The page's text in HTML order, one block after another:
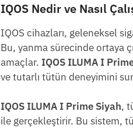
IQOS Nedir ve Nasıl
IQOS cihazları, geleneksel
Bu, yanma sürecinde ortaya
amaçlar. IQOS ILUMA I
ve tutarlı tütün deneyimini
IQOS ILUMA I Prime Siyah,
ile gerçekleştirir. Bu sistem,